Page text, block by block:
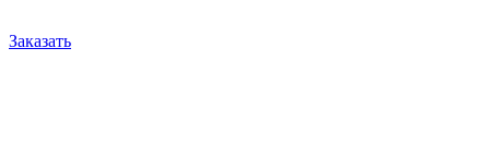
Заказать